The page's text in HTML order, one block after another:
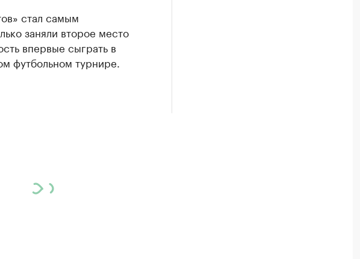
стал самым
заняли второе место
впервые сыграть в
футбольном турнире.